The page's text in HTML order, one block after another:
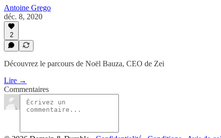
Antoine Grego
déc. 8, 2020
2
Découvrez le parcours de Noël Bauza, CEO de Zei
Lire →
Commentaires